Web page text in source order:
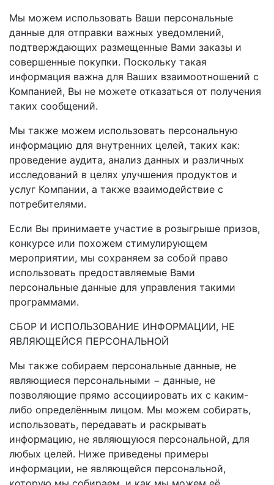
Мы можем использовать Ваши персональные
данные для отправки важных уведомлений,
подтверждающих размещенные Вами заказы и
совершенные покупки. Поскольку такая
информация важна для Ваших взаимоотношений с
Компанией, Вы не можете отказаться от получения
таких сообщений.
Мы также можем использовать персональную
информацию для внутренних целей, таких как:
проведение аудита, анализ данных и различных
исследований в целях улучшения продуктов и
услуг Компании, а также взаимодействие с
потребителями.
Если Вы принимаете участие в розыгрыше призов,
конкурсе или похожем стимулирующем
мероприятии, мы сохраняем за собой право
использовать предоставляемые Вами
персональные данные для управления такими
программами.
СБОР И ИСПОЛЬЗОВАНИЕ ИНФОРМАЦИИ, НЕ
ЯВЛЯЮЩЕЙСЯ ПЕРСОНАЛЬНОЙ
Мы также собираем персональные данные, не
являющиеся персональными − данные, не
позволяющие прямо ассоциировать их с каким-
либо определённым лицом. Мы можем собирать,
использовать, передавать и раскрывать
информацию, не являющуюся персональной, для
любых целей. Ниже приведены примеры
информации, не являющейся персональной,